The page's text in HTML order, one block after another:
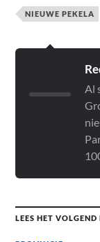
NIEUWE PEKELA
Al
LEES HET